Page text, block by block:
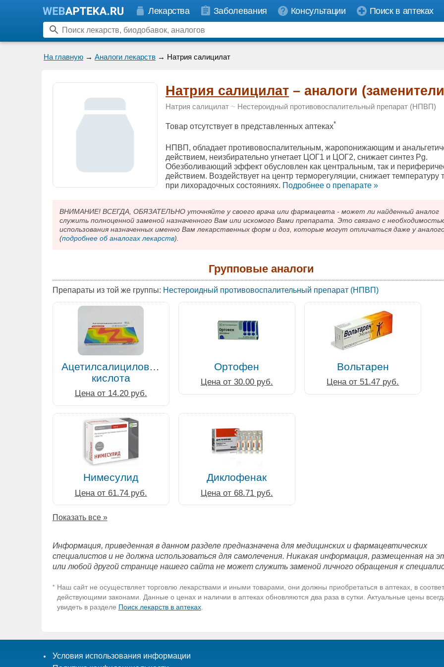
Лекарства Заболевания Консультации Поиск в аптеках
На главную → Аналоги лекарств → Натрия салицилат
Натрия салицилат – аналоги
Натрия салицилат ~ Нестероидный противовоспалительный препарат (НПВП)
Товар отсутствует в представленных аптеках*
НПВП, обладает противовоспалительным, жаропонижающим и
действием, неизбирательно угнетает ЦОГ1 и ЦОГ2, снижает синтез Pg.
Обезболивающий эффект обусловлен как центральным, так и
действием. Воздействует на центр терморегуляции, снижает температуру
при лихорадочных состояниях. Подробнee о препарате »
ВНИМАНИЕ! ВСЕГДА, ОБЯЗАТЕЛЬНО уточняйте у своего врача или фармацевта - может ли найденный аналог
служить полноценной заменой назначенного Вам или искомого Вами препарата. Это связано с
использования назначенных именно Вам лекарственных форм и доз, которые могут отличаться даже у
(подробнее об аналогах лекарств).
Групповые аналоги
Препараты из той же группы: Нестероидный противовоспалительный препарат (НПВП)
Ацетилсалициловая
кислота
Цена от 14.20 руб.
Ортофен
Цена от 30.00 руб.
Вольтарен
Цена от 51.47 руб.
Нимесулид
Цена от 61.74 руб.
Диклофенак
Цена от 68.71 руб.
Показать все »
Информация, приведенная в данном разделе предназначена для медицинских и фармацевтических
специалистов и не должна использоваться для самолечения. Никакая информация, размещенная на
или любой другой странице нашего сайта не может служить заменой личного обращения к
* Наш сайт не осуществляет торговлю лекарствами и иными товарами, они должны приобретаться в аптеках, в
действующими законами. Данные о ценах и наличии в аптеках обновляются два раза в сутки. Актуальные цены
увидеть в разделе Поиск лекарств в аптеках.
Условия использования информации